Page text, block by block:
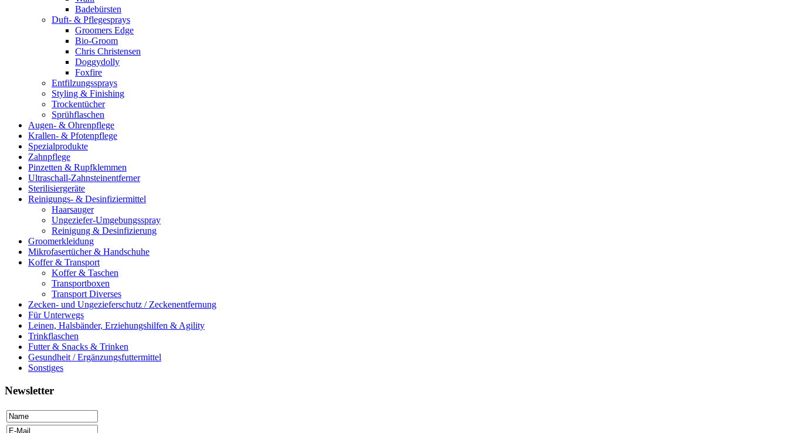
Badebürsten
Duft- & Pflegesprays
Groomers Edge
Bio-Groom
Chris Christensen
Doggydolly
Foxfire
Entfilzungssprays
Styling & Finishing
Trockentücher
Sprühflaschen
Augen- & Ohrenpflege
Krallen- & Pfotenpflege
Spezialprodukte
Zahnpflege
Pinzetten & Rupfklemmen
Ultraschall-Zahnsteinentferner
Sterilisiergeräte
Reinigungs- & Desinfiziermittel
Haarsauger
Ungeziefer-Umgebungsspray
Reinigung & Desinfizierung
Groomerkleidung
Mikrofasertücher & Handschuhe
Koffer & Transport
Koffer & Taschen
Transportboxen
Transport Diverses
Zecken- und Ungezieferschutz / Zeckenentfernung
Für Unterwegs
Leinen, Halsbänder, Erziehungshilfen & Agility
Trinkflaschen
Futter & Snacks & Trinken
Gesundheit / Ergänzungsfuttermittel
Sonstiges
Newsletter